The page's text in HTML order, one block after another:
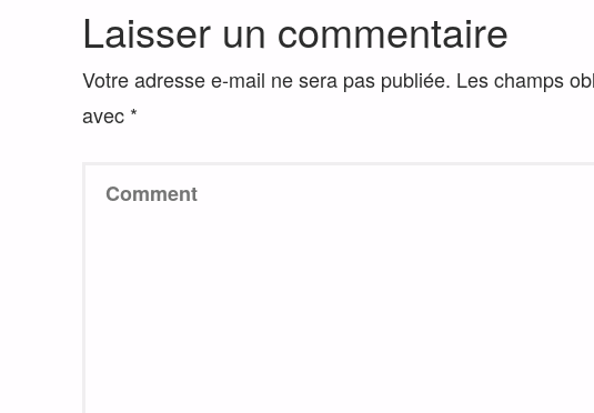
Laisser un commentaire
Votre adresse e-mail ne sera pas publiée. Les champs
avec *